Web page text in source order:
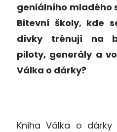
geniálního mladého
Bitevní školy, kde
dívky trénují na
piloty, generály a
Válka o dárky?
Kniha Válka o